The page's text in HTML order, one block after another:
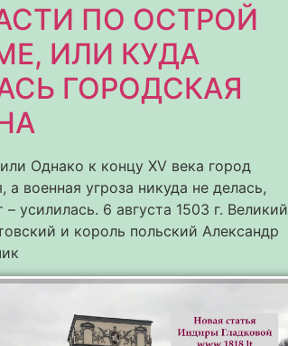
ПО ОСТРОЙ
ИЛИ КУДА
ГОРОДСКАЯ
Однако к концу XV века город
а военная угроза никуда не делась,
– усилилась. 6 августа 1503 г. Великий
и король польский Александр